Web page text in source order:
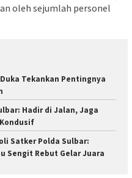
oleh sejumlah personel
Tekankan Pentingnya
Hadir di Jalan, Jaga
Satker Polda Sulbar:
Sengit Rebut Gelar Juara